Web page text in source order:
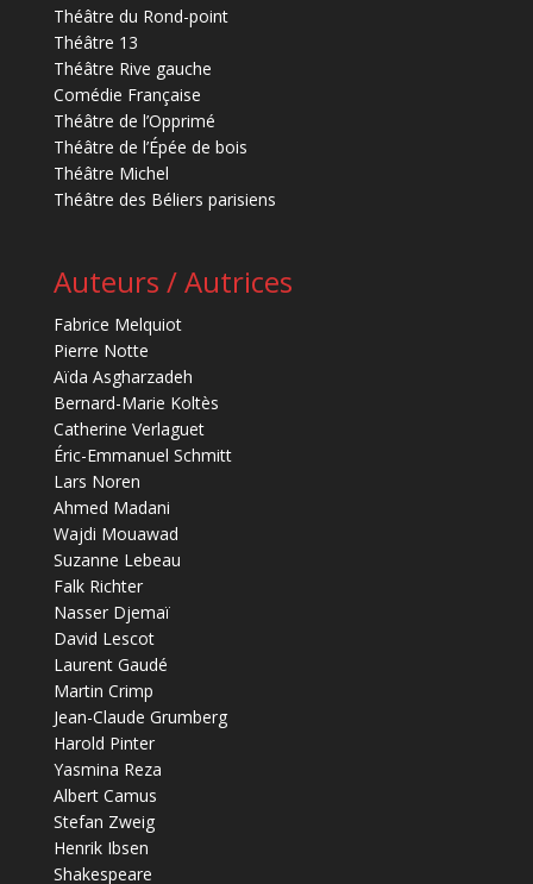
Théâtre du Rond-point
Théâtre 13
Théâtre Rive gauche
Comédie Française
Théâtre de l’Opprimé
Théâtre de l’Épée de bois
Théâtre Michel
Théâtre des Béliers parisiens
Auteurs / Autrices
Fabrice Melquiot
Pierre Notte
Aïda Asgharzadeh
Bernard-Marie Koltès
Catherine Verlaguet
Éric-Emmanuel Schmitt
Lars Noren
Ahmed Madani
Wajdi Mouawad
Suzanne Lebeau
Falk Richter
Nasser Djemaï
David Lescot
Laurent Gaudé
Martin Crimp
Jean-Claude Grumberg
Harold Pinter
Yasmina Reza
Albert Camus
Stefan Zweig
Henrik Ibsen
Shakespeare